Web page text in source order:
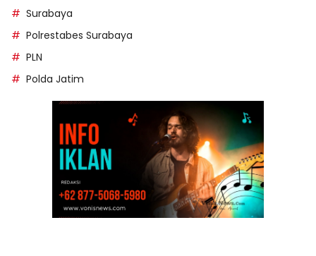
Surabaya
Polrestabes Surabaya
PLN
Polda Jatim